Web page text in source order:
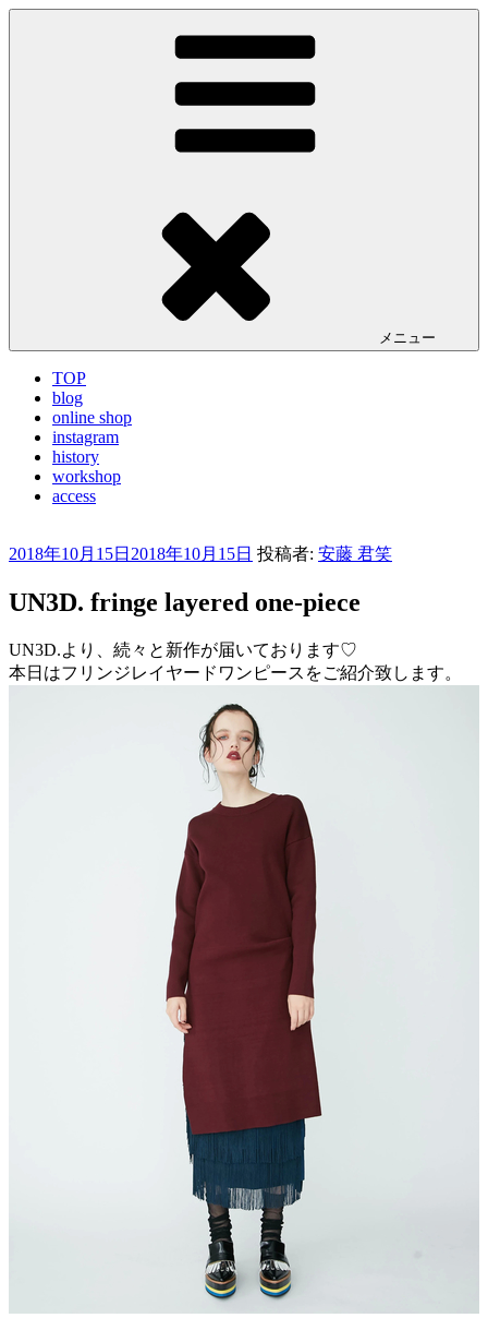
コ
LA VILLA ROUGE Blog
メニュー
TOP
blog
online shop
instagram
history
workshop
access
投
日:
2018年10月15日 2018年10月15日 投稿者: 安藤 君笑
UN3D. fringe layered one-piece
UN3D.より、続々と新作が届いております♡
本日はフリンジレイヤードワンピースをご紹介致します。